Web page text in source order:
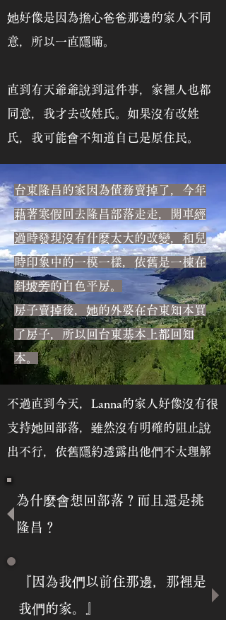
她好像是因為擔心爸爸那邊的家人不同
意， 所以一直隱瞞。
直到有天爺爺說到這件事，家裡人也都
同意，我才去改姓氏。如果沒有改姓
氏，我可能會不知道自己是原住民。
台東隆昌的家因為債務賣掉了，今年
藉著寒假回去隆昌部落走走，開車經
過時發現沒有什麼太大的改變，和兒
時印象中的一模一樣，依舊是一棟在
斜坡旁的白色平房。
房子賣掉後，她的外婆在台東知本買
了房子，所以回台東基本上都回知
本。
不過直到今天，Lanna的家人好像沒有很
支持她回部落，雖然沒有明確的阻止說
出不行，依舊隱約透露出他們不太理解
為什麼會想回部落？而且還是挑
隆昌？
『因為我們以前住那邊，那裡是
我們的家。』